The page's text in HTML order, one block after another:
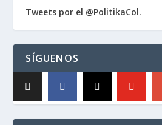
Tweets por el @PolitikaCol.
SÍGUENOS